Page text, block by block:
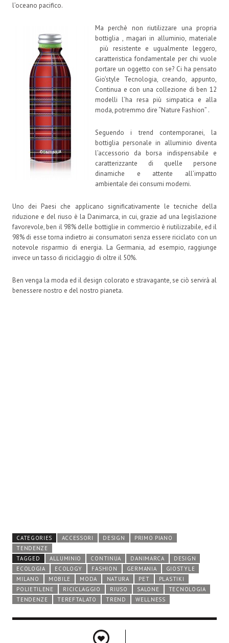
l’oceano pacifico.
Ma perchè non riutilizzare una propria
bottiglia , magari in alluminio, materiale
più resistente e ugualmente leggero,
caratteristica fondamentale per chi vuole
portare un oggetto con se? Ci ha pensato
Gio’style Tecnologia, creando, appunto,
Continua e con una collezione di ben 12
modelli l’ha resa più simpatica e alla
moda, potremmo dire “Nature Fashion” .
Seguendo i trend contemporanei, la
bottiglia personale in alluminio diventa
l’accessorio da borsa indispensabile e
caratterizzante di quelle persone
dinamiche e attente all’impatto
ambientale dei consumi moderni.
Uno dei Paesi che applicano significativamente le tecniche della
riduzione e del riuso è la Danimarca, in cui, grazie ad una legislazione
favorevole, ben il 98% delle bottiglie in commercio è riutilizzabile, ed il
98% di esse torna indietro ai consumatori senza essere riciclato con un
notevole risparmio di energia. La Germania, ad esempio, raggiunge
invece un tasso di riciclaggio di oltre il 50%.
Ben venga la moda ed il design colorato e stravagante, se ciò servirà al
benessere nostro e del nostro pianeta.
CATEGORIES ACCESSORI DESIGN
PRIMO PIANO
TENDENZE
TAGGED
ALLUMINIO CONTINUA DANIMARCA
DESIGN
ECOLOGIA
ECOLOGY FASHION GERMANIA
GIOSTYLE
MILANO
MOBILE MODA NATURA PET
PLASTIKI
POLIETILENE
RICICLAGGIO RIUSO SALONE
TECNOLOGIA
TENDENZE
TEREFTALATO TREND WELLNESS